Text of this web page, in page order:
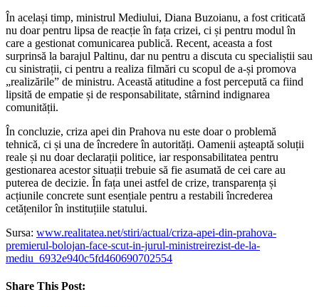
În același timp, ministrul Mediului, Diana Buzoianu, a fost criticată
nu doar pentru lipsa de reacție în fața crizei, ci și pentru modul în
care a gestionat comunicarea publică. Recent, aceasta a fost
surprinsă la barajul Paltinu, dar nu pentru a discuta cu specialiștii sau
cu sinistrații, ci pentru a realiza filmări cu scopul de a-și promova
„realizările” de ministru. Această atitudine a fost percepută ca fiind
lipsită de empatie și de responsabilitate, stârnind indignarea
comunității.
În concluzie, criza apei din Prahova nu este doar o problemă
tehnică, ci și una de încredere în autorități. Oamenii așteaptă soluții
reale și nu doar declarații politice, iar responsabilitatea pentru
gestionarea acestor situații trebuie să fie asumată de cei care au
puterea de decizie. În fața unei astfel de crize, transparența și
acțiunile concrete sunt esențiale pentru a restabili încrederea
cetățenilor în instituțiile statului.
Sursa: www.realitatea.net/stiri/actual/criza-apei-din-prahova-
premierul-bolojan-face-scut-in-jurul-ministreirezist-de-la-
mediu_6932e940c5fd460690702554
Share This Post: